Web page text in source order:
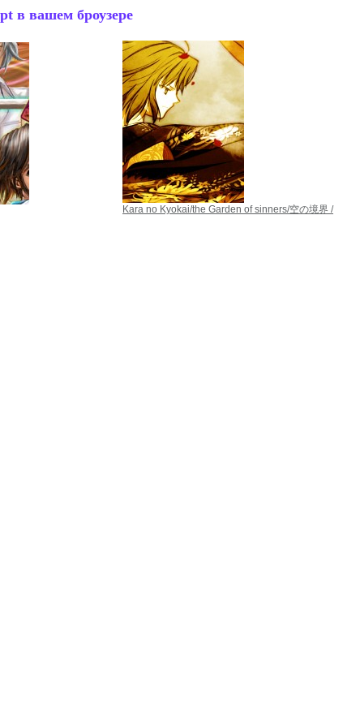
в вашем броузере
Kara no Kyokai/the Garden of sinners/空の境界 /